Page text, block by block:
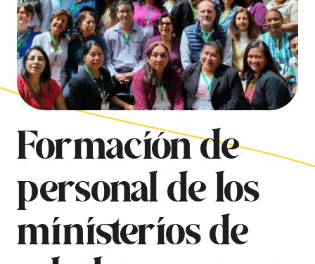
Formación de
personal de los
ministerios de